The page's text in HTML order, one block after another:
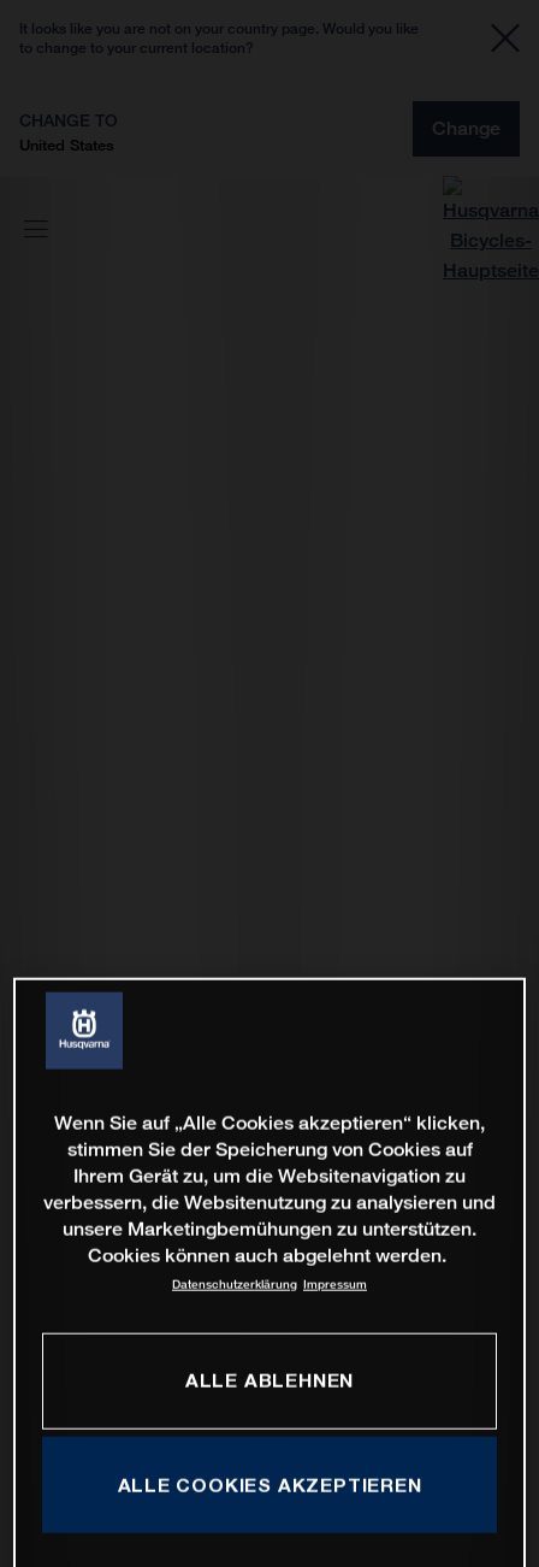
It looks like you are not on your country page. Would you like
to change to your current location?
CHANGE TO
United States
Change
Wenn Sie auf „Alle Cookies akzeptieren“ klicken,
stimmen Sie der Speicherung von Cookies auf
Ihrem Gerät zu, um die Websitenavigation zu
verbessern, die Websitenutzung zu analysieren und
unsere Marketingbemühungen zu unterstützen.
Cookies können auch abgelehnt werden.
Datenschutzerklärung Impressum
ALLE ABLEHNEN
ALLE COOKIES AKZEPTIEREN